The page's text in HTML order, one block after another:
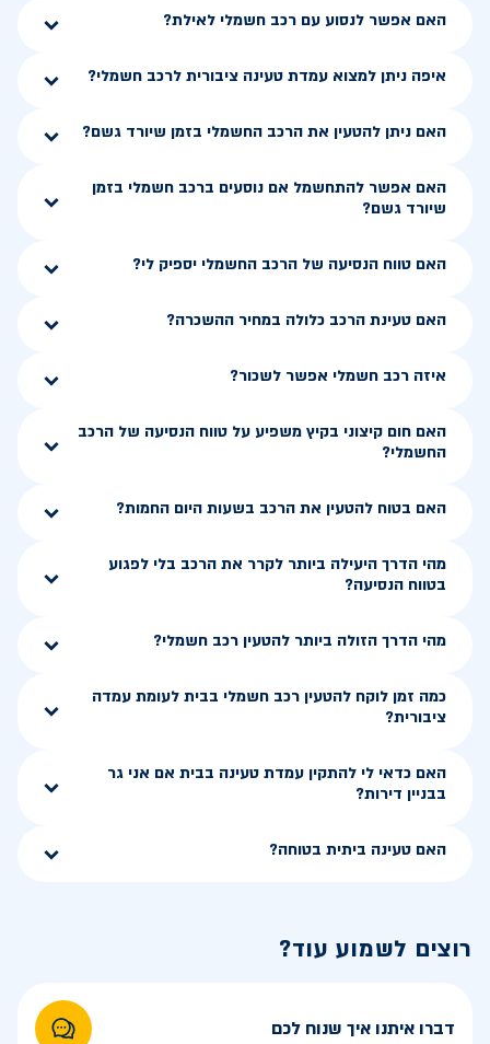
האם אפשר לנסוע עם רכב חשמלי לאילת?
איפה ניתן למצוא עמדת טעינה ציבורית לרכב חשמלי?
האם ניתן להטעין את הרכב החשמלי בזמן שיורד גשם?
האם אפשר להתחשמל אם נוסעים ברכב חשמלי בזמן
שיורד גשם?
האם טווח הנסיעה של הרכב החשמלי יספיק לי?
האם טעינת הרכב כלולה במחיר ההשכרה?
איזה רכב חשמלי אפשר לשכור?
האם חום קיצוני בקיץ משפיע על טווח הנסיעה של הרכב
החשמלי?
האם בטוח להטעין את הרכב בשעות היום החמות?
מהי הדרך היעילה ביותר לקרר את הרכב בלי לפגוע
בטווח הנסיעה?
מהי הדרך הזולה ביותר להטעין רכב חשמלי?
כמה זמן לוקח להטעין רכב חשמלי בבית לעומת עמדה
ציבורית?
האם כדאי לי להתקין עמדת טעינה בבית אם אני גר
בבניין דירות?
האם טעינה ביתית בטוחה?
רוצים לשמוע עוד?
דברו איתנו איך שנוח לכם